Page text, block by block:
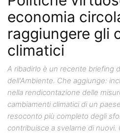
economia
raggiungere gli
climatici
A ribadirlo è un recente briefing
dell'Ambiente. Che aggiunge:
nella rendicontazione delle
cambiamenti climatici di un
resoconto più completo degli
contribuisce a svelarne di